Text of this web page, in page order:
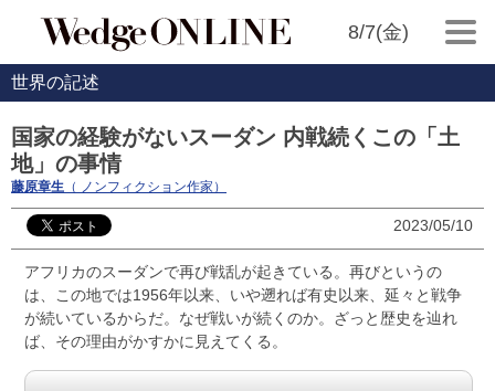
8/7(金)
世界の記述
国家の経験がないスーダン 内戦続くこの「土
地」の事情
藤原章生 （ ノンフィクション作家）
2023/05/10
アフリカのスーダンで再び戦乱が起きている。再びというの
は、この地では1956年以来、いや遡れば有史以来、延々と戦争
が続いているからだ。なぜ戦いが続くのか。ざっと歴史を辿れ
ば、その理由がかすかに見えてくる。